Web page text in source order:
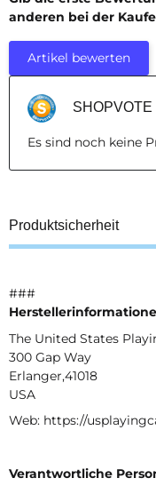
anderen bei der
Artikel bewerten
SHOPVOTE
Es sind noch keine
Produktsicherheit
###
The United States
300 Gap Way
Erlanger,41018
USA
Web: https://
Verantwortliche